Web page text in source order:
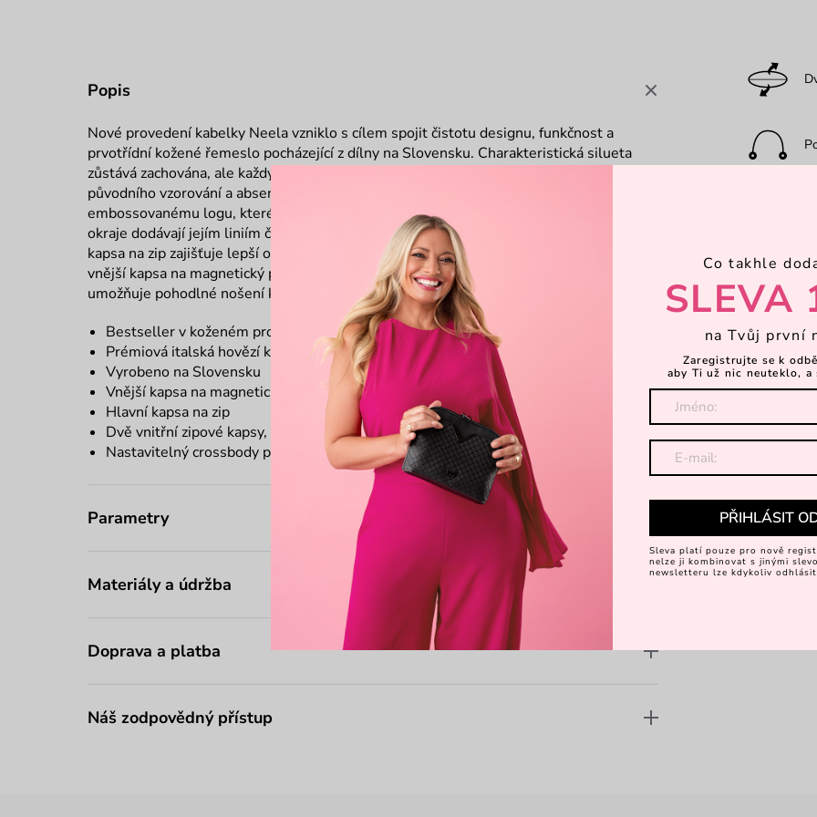
Popis
Nové provedení kabelky Neelavzniklo s cílem spojit čistotu designu, funkčnost a
prvotřídní kožené řemeslo pocházející z dílny na Slovensku. Charakteristická silueta
zůstávázachována, ale každý detail byl zjemněn a
původního vzorování a absence výrazného kování nechávají vyniknout jemnému
embossovanému logu, které podtrhuje elegantní vzhled strukturované kůže. Založené
okraje dodávají jejím liniím čistý, řemeslný charakter. Nově přidaná vnitřní středová
kapsa na zip zajišťuje lepší organizaci, doplňuje ji zipová kapsa, dvě otevřené přihrádky a
vnější kapsa na magnetický pin. Součástí je také nastavitelný
umožňuje pohodlné nošení každý den.
Bestseller v koženém provedení
Prémiová italská hovězí kůže
Vyrobeno na Slovensku
Vnější kapsa na magnetický pin
Hlavní kapsa na zip
Dvě vnitřní zipové kapsy, dvě otevřené kapsy
Nastavitelnýcrossbody popruh
Parametry
Materiály a údržba
Doprava a platba
Náš zodpovědný přístup
Co takhle
SLEVA
na Tvůj první
Zaregistrujte se k
aby Ti už nic neuteklo, a
PŘIHLÁSIT
Sleva platí pouze pro nově
nelze ji kombinovat s jinými
newsletteru lze kdykoliv